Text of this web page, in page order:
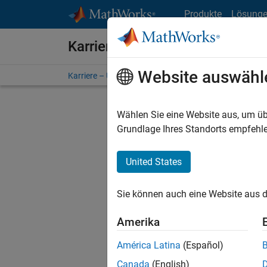
Produkte
Karriere bei MathWorks
Karriere – Übersicht Stellensuche
FILTER:
Stellen
Es
Region
Website
Wählen Sie eine Website aus, um
Grundlage Ihres Standorts
United States
Sie können auch eine Website aus
Amerika
América Latina (Español)
Canada (English)